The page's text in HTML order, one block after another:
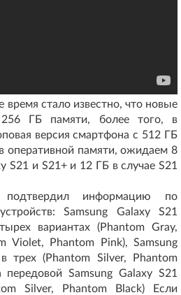
время стало известно, что новые
ГБ памяти, более того, в
версия смартфона с 512 ГБ
оперативной памяти, ожидаем 8
S21 и S21+ и 12 ГБ в случае S21
информацию по
Samsung Galaxy S21
вариантах (Phantom Gray,
Violet, Phantom Pink), Samsung
трех (Phantom Silver, Phantom
Samsung Galaxy S21
Silver, Phantom Black) Если